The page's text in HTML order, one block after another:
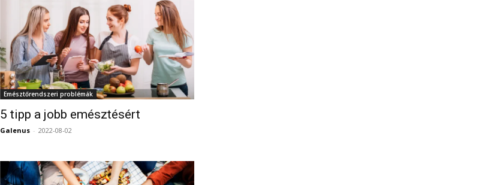
Emésztőrendszeri problémák
5 tipp a jobb emésztésért
Galenus - 2022-08-02